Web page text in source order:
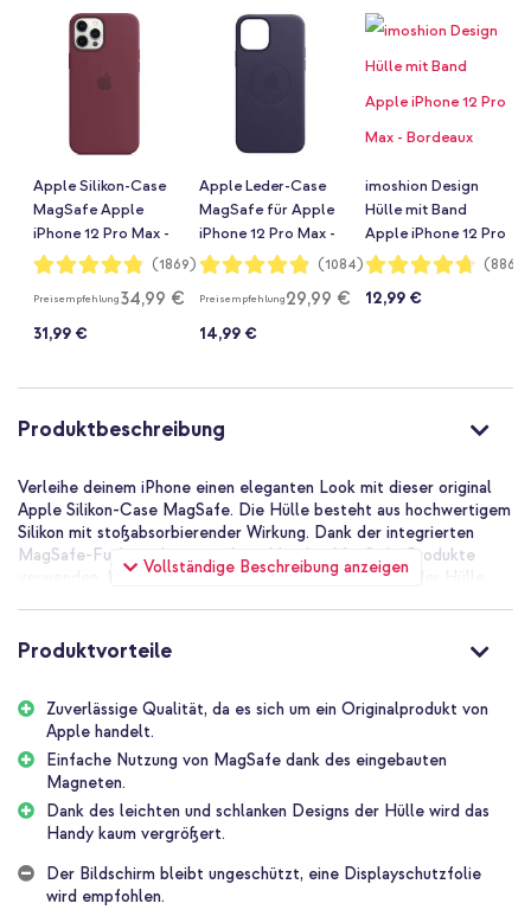
Apple Silikon-Case
MagSafe Apple
iPhone 12 Pro Max -
Plum
Bewertung:
96%
(1869)
Preisempfehlung34,99 €
31,99 €
Apple Leder-Case
MagSafe für Apple
iPhone 12 Pro Max -
Deep Violet
Bewertung:
97%
(1084)
Preisempfehlung29,99 €
14,99 €
imoshion Design
Hülle mit Band
Apple iPhone 12 Pro
Max - Bordeaux
Bewertung:
94%
(886)
12,99 €
Produktbeschreibung
Vollständige Beschreibung anzeigen
Verleihe deinem iPhone einen eleganten Look mit dieser original
Apple Silikon-Case MagSafe. Die Hülle besteht aus hochwertigem
Silikon mit stoßabsorbierender Wirkung. Dank der integrierten
MagSafe-Funktion lassen sich problemlos MagSafe-Produkte
verwenden. Dank des leichten und schlanken Designs der Hülle
Da diese Hülle ein Originalprodukt von Apple ist, passt sie perfekt
sowohl während der Entwicklungsphase als auch im
Herstellungsprozess. Das sorgt dafür, dass sämtliche
Aussparungen, Anschlüsse und die Kamera des Smartphones
einfach zu bedienen sind und das Gerät gut vor Alltagsschäden
geschützt wird.
Geeignet für MagSafe
MagSafe ist eine Apple-Technologie, mit der Zubehör magnetisch
mit dem iPhone verbunden wird. Dieses Produkt unterstützt
MagSafe-Technologie. Das bedeutet, dass MagSafe-Produkte
Produktvorteile
Zuverlässige Qualität, da es sich um ein Originalprodukt von
Apple handelt.
Einfache Nutzung von MagSafe dank des eingebauten
Magneten.
Dank des leichten und schlanken Designs der Hülle wird das
Handy kaum vergrößert.
Der Bildschirm bleibt ungeschützt, eine Displayschutzfolie
wird empfohlen.